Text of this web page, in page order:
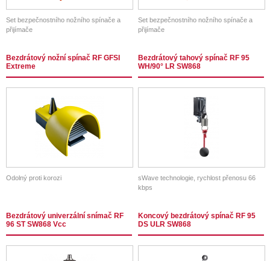
Set bezpečnostního nožního spínače a
přijímače
Set bezpečnostního nožního spínače a
přijímače
Bezdrátový nožní spínač RF GFSI
Extreme
Odolný proti korozi
Bezdrátový tahový spínač RF 95
WH/90° LR SW868
sWave technologie, rychlost přenosu 66
kbps
Bezdrátový univerzální snímač RF
96 ST SW868 Vcc
Koncový bezdrátový spínač RF 95
DS ULR SW868